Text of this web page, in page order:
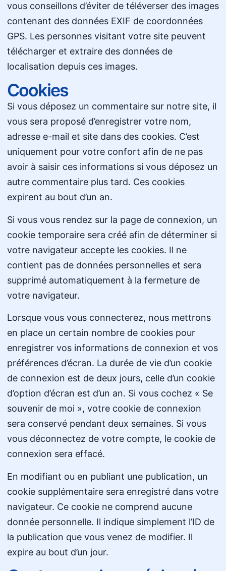
vous conseillons d’éviter de téléverser des images
contenant des données EXIF de coordonnées
GPS. Les personnes visitant votre site peuvent
télécharger et extraire des données de
localisation depuis ces images.
Cookies
Si vous déposez un commentaire sur notre site, il
vous sera proposé d’enregistrer votre nom,
adresse e-mail et site dans des cookies. C’est
uniquement pour votre confort afin de ne pas
avoir à saisir ces informations si vous déposez un
autre commentaire plus tard. Ces cookies
expirent au bout d’un an.
Si vous vous rendez sur la page de connexion, un
cookie temporaire sera créé afin de déterminer si
votre navigateur accepte les cookies. Il ne
contient pas de données personnelles et sera
supprimé automatiquement à la fermeture de
votre navigateur.
Lorsque vous vous connecterez, nous mettrons
en place un certain nombre de cookies pour
enregistrer vos informations de connexion et vos
préférences d’écran. La durée de vie d’un cookie
de connexion est de deux jours, celle d’un cookie
d’option d’écran est d’un an. Si vous cochez « Se
souvenir de moi », votre cookie de connexion
sera conservé pendant deux semaines. Si vous
vous déconnectez de votre compte, le cookie de
connexion sera effacé.
En modifiant ou en publiant une publication, un
cookie supplémentaire sera enregistré dans votre
navigateur. Ce cookie ne comprend aucune
donnée personnelle. Il indique simplement l’ID de
la publication que vous venez de modifier. Il
expire au bout d’un jour.